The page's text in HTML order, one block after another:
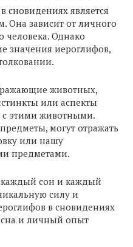
сновидениях является
Она зависит от личного
человека. Однако
значения иероглифов,
животных,
или аспекты
с этими животными.
могут отражать
или нашу
предметами.
сон и каждый
силу и
в сновидениях
сна и личный опыт